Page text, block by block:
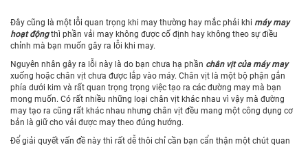
Đây cũng là một lỗi quan trọng khi may thường hay mắc phải khi máy may
hoạt độngthì phần vải may không được cố định hay không theo sự điều
chỉnh mà bạn muốn gây ra lỗi khi may.
Nguyên nhân gây ra lỗi này là do bạn chưa hạ phần chân vịt của máy may
xuống hoặc chân vịt chưa được lắp vào máy. Chân vịt là một bộ phận gắn
phía dưới kim và rất quan trọng trọng việc tạo ra các đường may mà bạn
mong muốn. Có rất nhiều những loại chân vịt khác nhau vì vậy mà đường
may tạo ra cũng rất khác nhau nhưng chân vịt đều mang một công dụng cơ
bản là giữ cho vải được may theo đúng hướng.
Để giải quyết vấn đề này thì rất dễ thôi chỉ cần bạn cẩn thận một chút quan